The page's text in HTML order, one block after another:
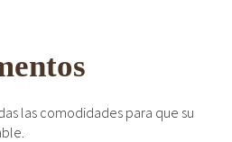
las comodidades para que su